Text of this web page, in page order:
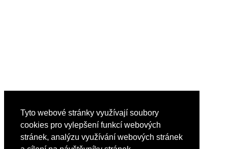
Tyto webové stránky využívají soubory
cookies pro vylepšení funkcí webových
stránek, analýzu využívání webových stránek